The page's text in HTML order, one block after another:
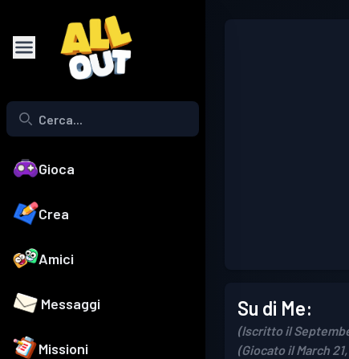
Gioca
Crea
Amici
Messaggi
Missioni
Su di Me:
(Iscritto il
(Giocato il March